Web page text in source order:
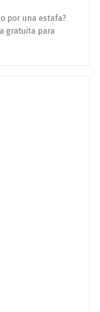
por una estafa?
gratuita para